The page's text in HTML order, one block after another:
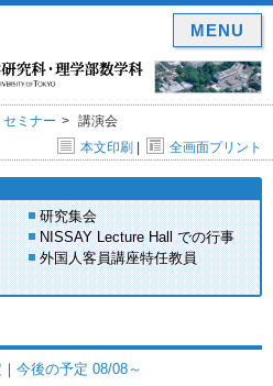
ミナー
講演会
本文印刷 | 全画面プリント
研究集会
NISSAY Lecture Hall での行事
外国人客員講座特任教員
｜ 今後の予定 08/08～
MENU